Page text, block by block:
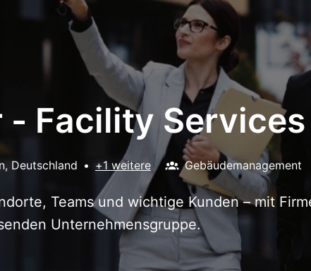
- Facility
, Deutschland • +1 weitere Gebäudemanagement
Teams und wichtige Kunden – mit
Unternehmensgruppe.